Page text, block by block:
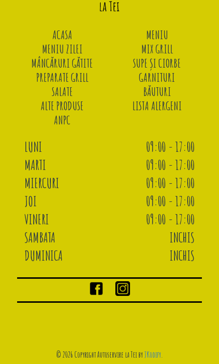
ACASA
MENIU
MENIU ZILEI
MIX GRILL
MÂNCĂRURI GĂTITE
SUPE ȘI CIORBE
PREPARATE GRILL
GARNITURI
SALATE
BĂUTURI
ALTE PRODUSE
LISTA ALERGENI
ANPC
LUNI
09:00 - 17:00
MARTI
09:00 - 17:00
MIERCURI
09:00 - 17:00
JOI
09:00 - 17:00
VINERI
09:00 - 17:00
SAMBATA
INCHIS
DUMINICA
INCHIS
© 2026 Copyright Autoservire la Tei byJKodify.